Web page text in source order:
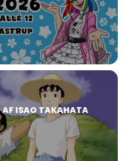
AF ISAO TAKAHATA